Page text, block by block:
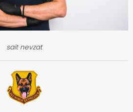
sait nevzat